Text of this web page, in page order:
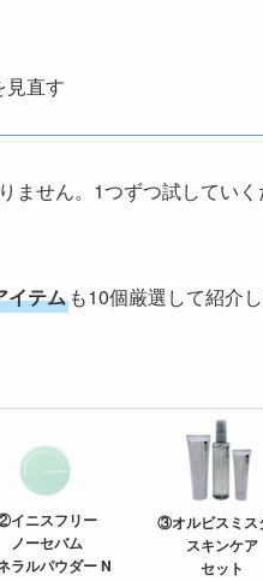
見直す
ません。1つずつ試してい
イテム も10個厳選して紹介し
イニスフリー
ノーセバム
ラルパウダー N
③オルビスミス
スキンケア
セット